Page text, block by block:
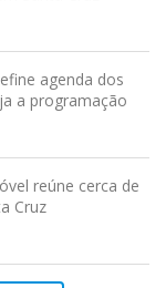
agenda dos
a programação
reúne cerca de
Cruz